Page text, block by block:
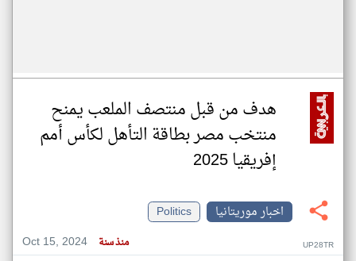
هدف من قبل منتصف الملعب يمنح
منتخب مصر بطاقة التأهل لكأس أمم
إفريقيا 2025
اخبار موريتانيا
Politics
Oct 15, 2024
منذ سنة UP28TR